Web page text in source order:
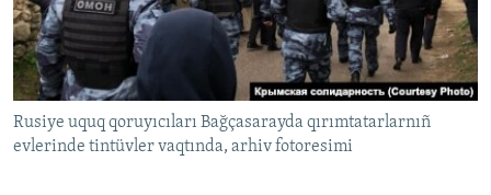
Rusiye uquq qoruyıcıları Bağçasarayda qırımtatarlarnıñ
evlerinde tintüvler vaqtında, arhiv fotoresimi